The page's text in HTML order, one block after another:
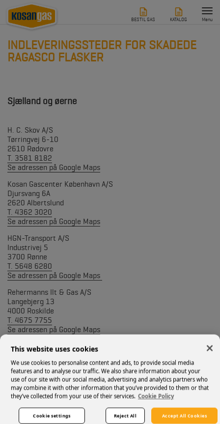
Menu
KATALOG
BESTIL GAS
INDLEVERINGSSTEDER FOR SKADEDE
RAGASCO FLASKER
Sjælland og øerne
H. C. Skov A/S
Tørringvej 6-10
2610 Rødovre
T. 3581 8182
Se adressen på Google Maps
Kosan Gascenter København A/S
Djursvang 6A
2620 Albertslund
T. 4362 3020
Se adressen på Google Maps
HGN-Transport A/S
Industrivej 5
3700 Rønne
T. 5648 6280
Se adressen på Google Maps
Rehermanns Ilt & Gas A/S
Langebjerg 13
4000 Roskilde
T. 4675 7755
Se adressen på Google Maps
Kosan Gascenter Sjælland
4200 Slagelse
T. 5852 0550
Se adressen på Google Maps
Special-Butikken
Ringstedgade 150
4700 Næstved
This website uses cookies
We use cookies to personalise content and ads, to provide social media
features and to analyse our traffic. We also share information about your
use of our site with our social media, advertising and analytics partners who
may combine it with other information that you’ve provided to them or that
they’ve collected from your use of their services. Cookie Policy
Reject All Accept All Cookies
Cookie settings